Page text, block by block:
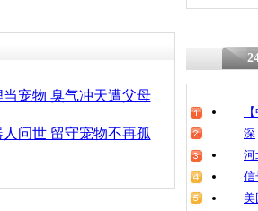
宠物 臭气冲天遭父母
问世 留守宠物不再孤
深
河
信
美